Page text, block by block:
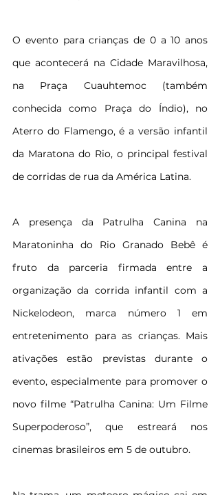
O evento para crianças de 0 a 10 anos
que acontecerá na Cidade Maravilhosa,
na Praça Cuauhtemoc (também
conhecida como Praça do Índio), no
Aterro do Flamengo, é a versão infantil
da Maratona do Rio, o principal festival
de corridas de rua da América Latina.
A presença da Patrulha Canina na
Maratoninha do Rio Granado Bebê é
fruto da parceria firmada entre a
organização da corrida infantil com a
Nickelodeon, marca número 1 em
entretenimento para as crianças. Mais
ativações estão previstas durante o
evento, especialmente para promover o
novo filme “Patrulha Canina: Um Filme
Superpoderoso”, que estreará nos
cinemas brasileiros em 5 de outubro.